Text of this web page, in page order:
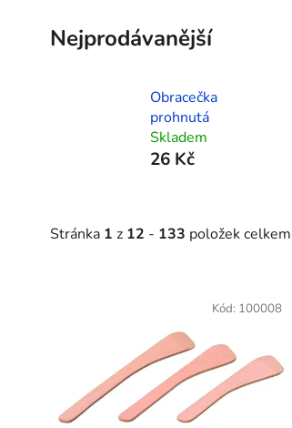
Nejprodávanější
Obracečka
prohnutá
Skladem
26 Kč
Stránka 1 z 12 - 133 položek celkem
p
Kód: 100008